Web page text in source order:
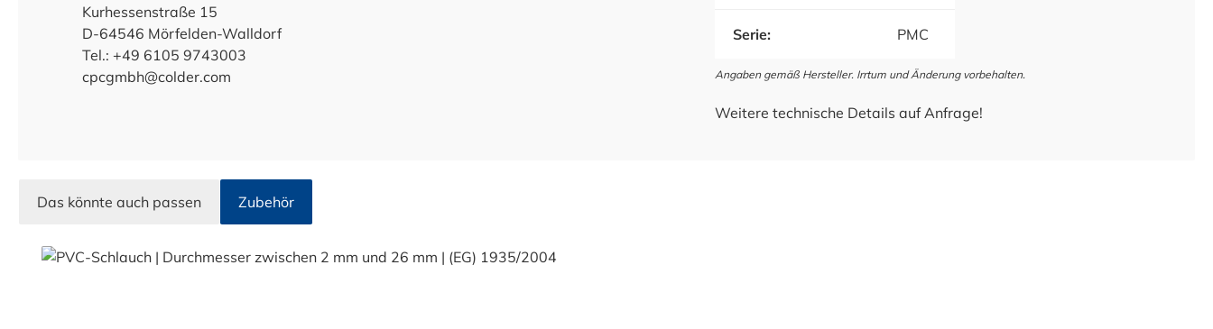
Kurhessenstraße 15
D-64546 Mörfelden-Walldorf
Tel.: +49 6105 9743003
cpcgmbh@colder.com
Serie: PMC
Angaben gemäß Hersteller. Irrtum und Änderung vorbehalten.
Weitere technische Details auf Anfrage!
Das könnte auch passen Zubehör
Produktgalerie überspringen